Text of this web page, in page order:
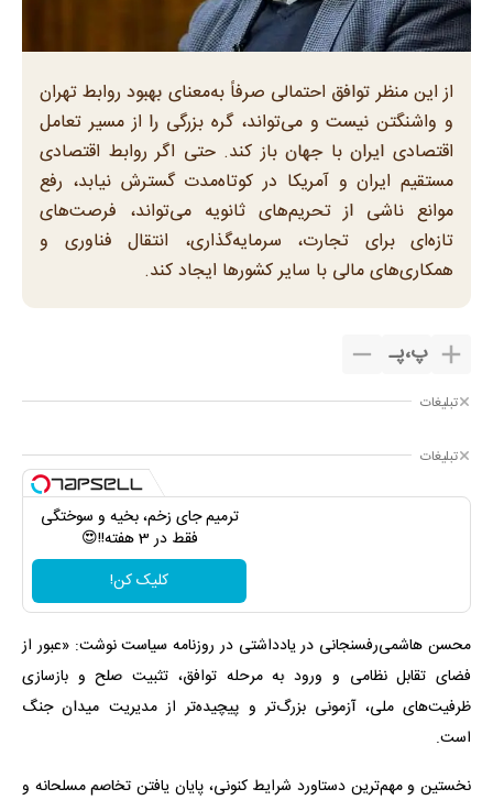
از این منظر توافق احتمالی صرفاً به‌معنای بهبود روابط تهران
و واشنگتن نیست و می‌تواند، گره بزرگی را از مسیر تعامل
اقتصادی ایران با جهان باز کند. حتی اگر روابط اقتصادی
مستقیم ایران و آمریکا در کوتاه‌مدت گسترش نیابد، رفع
موانع ناشی از تحریم‌های ثانویه می‌تواند، فرصت‌های
تازه‌ای برای تجارت، سرمایه‌گذاری، انتقال فناوری و
همکاری‌های مالی با سایر کشورها ایجاد کند.
پ،پـ
تبلیغات
تبلیغات
ترمیم جای زخم، بخیه و سوختگی
فقط در 3 هفته!!😍
کلیک کن!
محسن هاشمی‌رفسنجانی در یادداشتی در روزنامه سیاست نوشت: «عبور از
فضای تقابل نظامی و ورود به مرحله توافق، تثبیت صلح و بازسازی
ظرفیت‌های ملی، آزمونی بزرگ‌تر و پیچیده‌تر از مدیریت میدان جنگ
است.
نخستین و مهم‌ترین دستاورد شرایط کنونی، پایان یافتن تخاصم مسلحانه و